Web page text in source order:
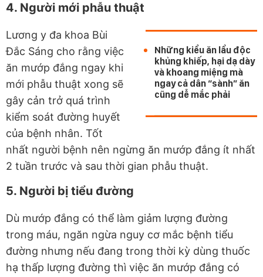
4. Người mới phẫu thuật
Những kiểu ăn lẩu độc
khủng khiếp, hại dạ dày
và khoang miệng mà
ngay cả dân “sành” ăn
cũng dễ mắc phải
Lương y đa khoa Bùi
Đắc Sáng cho rằng việc
ăn mướp đắng ngay khi
mới phẫu thuật xong sẽ
gây cản trở quá trình
kiểm soát đường huyết
của bệnh nhân. Tốt
nhất người bệnh nên ngừng ăn mướp đắng ít nhất
2 tuần trước và sau thời gian phẫu thuật.
5. Người bị tiểu đường
Dù mướp đắng có thể làm giảm lượng đường
trong máu, ngăn ngừa nguy cơ mắc bệnh tiểu
đường nhưng nếu đang trong thời kỳ dùng thuốc
hạ thấp lượng đường thì việc ăn mướp đắng có